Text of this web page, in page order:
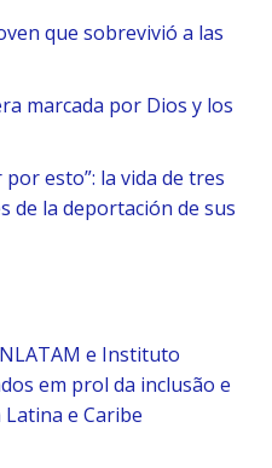
que sobrevivió a las
marcada por Dios y los
esto”: la vida de tres
de la deportación de sus
e Instituto
em prol da inclusão e
e Caribe